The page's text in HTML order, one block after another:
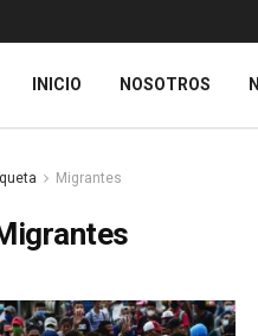
INICIO NOSOTROS
Migrantes